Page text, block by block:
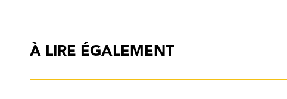
À LIRE ÉGALEMENT